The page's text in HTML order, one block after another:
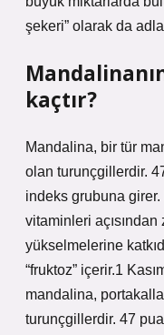
şekeri” olarak da
kaçtır?
Mandalina, bir tür
olan turunçgillerdir.
indeks grubuna
vitaminleri
yükselmelerine
“fruktoz” içerir.1
mandalina,
turunçgillerdir. 47